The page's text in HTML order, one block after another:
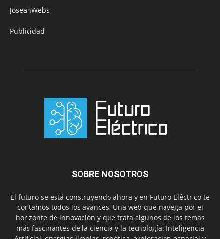
JoseanWebs
Publicidad
SOBRE NOSOTROS
El futuro se está construyendo ahora y en Futuro Eléctrico te
contamos todos los avances. Una web que navega por el
horizonte de innovación y que trata algunos de los temas
más fascinantes de la ciencia y la tecnología: Inteligencia